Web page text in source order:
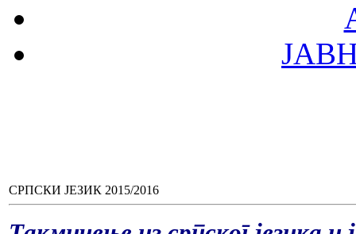
СРПСКИ ЈЕЗИК 2015/2016